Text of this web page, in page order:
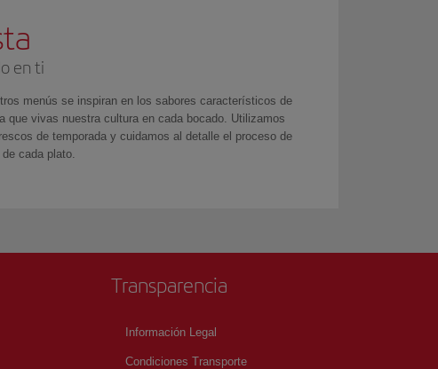
en ti
menús se inspiran en los sabores característicos de
que vivas nuestra cultura en cada bocado. Utilizamos
de temporada y cuidamos al detalle el proceso de
cada plato.
Transparencia
Información Legal
Condiciones Transporte